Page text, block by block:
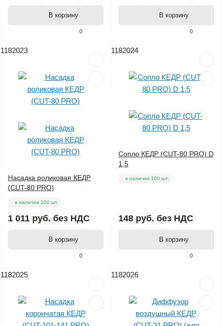
0
В корзину
0
В корзину
1182023
0
Насадка роликовая КЕДР
(CUT-80 PRO)
в наличии 100 шт.
1 011 руб. без НДС
В корзину
1182024
0
Сопло КЕДР (CUT-80 PRO) D
1,5
в наличии 100 шт.
148 руб. без НДС
В корзину
1182025 1182026